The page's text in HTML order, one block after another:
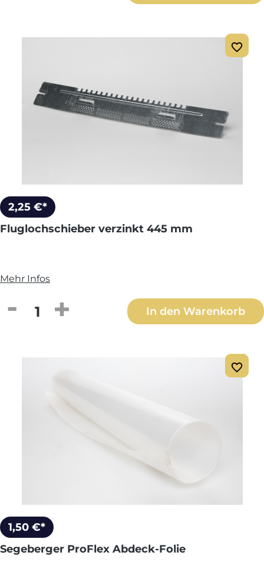
2,25 €*
Fluglochschieber verzinkt 445 mm
Mehr Infos
Produkt Anzahl: Gib den gewünschten
In den Warenkorb
1,50 €*
Segeberger ProFlex Abdeck-Folie